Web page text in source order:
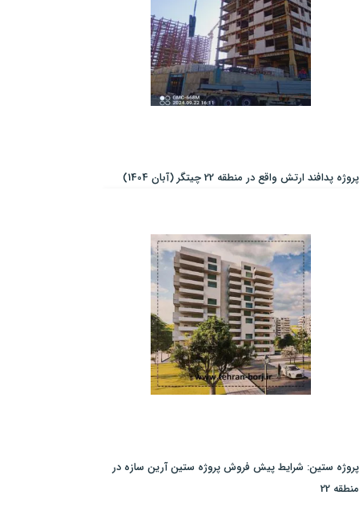
پروژه پدافند ارتش واقع در منطقه 22 چیتگر (آبان 1404)
پروژه ستین: شرایط پیش فروش پروژه ستین آرین سازه در
منطقه 22